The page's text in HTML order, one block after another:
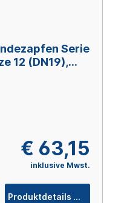
Serie
12 (DN19),
€ 63,15
inklusive Mwst.
Produktdetails